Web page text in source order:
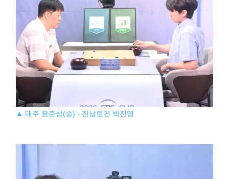
▲ 대주 윤준상(승) - 진남토건 박진영